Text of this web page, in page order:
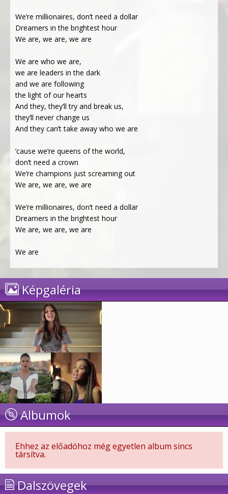
We’re millionaires, don’t need a dollar
Dreamers in the brightest hour
We are, we are, we are
We are who we are,
we are leaders in the dark
and we are following
the light of our hearts
And they, they’ll try and break us,
they’ll never change us
And they can’t take away who we are
’cause we’re queens of the world,
don’t need a crown
We’re champions just screaming out
We are, we are, we are
We’re millionaires, don’t need a dollar
Dreamers in the brightest hour
We are, we are, we are
We are
Képgaléria
Albumok
Ehhez az előadóhoz még egyetlen album sincs
társítva.
Dalszövegek